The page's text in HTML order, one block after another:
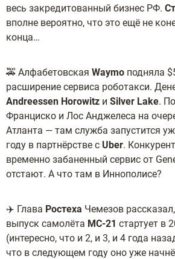
весь закредитованный бизнес РФ.
вполне вероятно, что это ещё не
конца…
🚕 Алфабетовская Waymo подняла
расширение сервиса роботакси.
Andreessen Horowitz и Silver Lake.
Франциско и Лос Анджелеса на
Атланта — там служба запустится
году в партнёрстве с Uber.
временно забаненный сервис от
отстают. А что там в Иннополисе?
✈️ Глава Ростеха Чемезов
выпуск самолёта МС-21 стартует в
(интересно, что и 2, и 3, и 4 года
что в следующем году оно уже